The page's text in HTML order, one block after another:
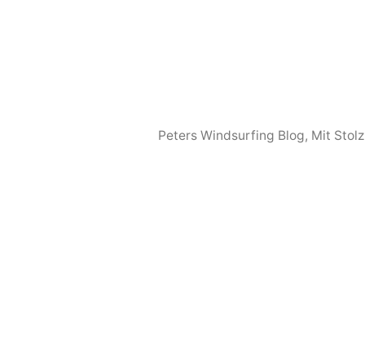
Peters Windsurfing Blog, Mit